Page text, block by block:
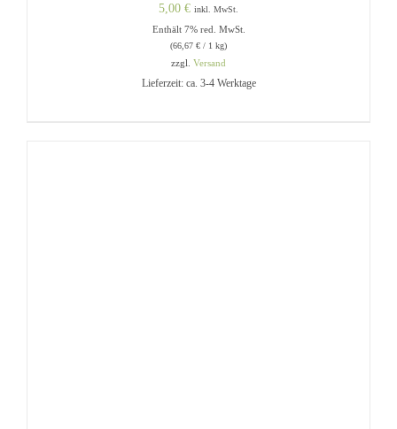
5,00 € inkl. MwSt.
Enthält 7% red. MwSt.
(66,67 € / 1 kg)
zzgl. Versand
Lieferzeit: ca. 3-4 Werktage